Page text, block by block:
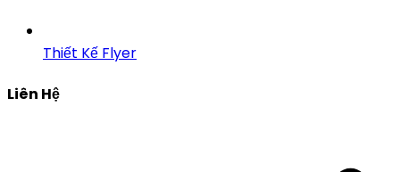
Thiết Kế Flyer
Liên Hệ